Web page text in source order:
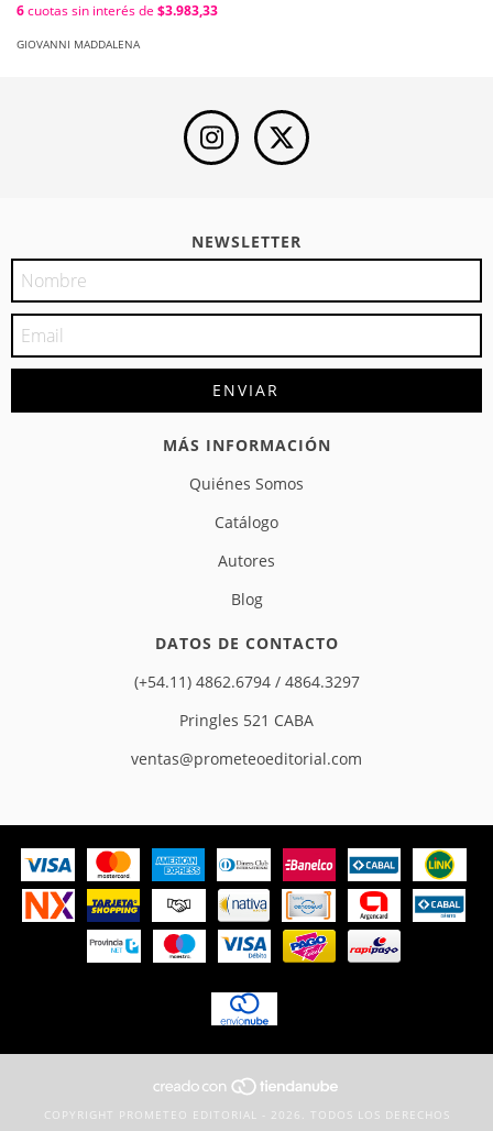
6cuotas sin interés de $3.983,33
GIOVANNI MADDALENA
NEWSLETTER
MÁS INFORMACIÓN
Quiénes Somos
Catálogo
Autores
Blog
DATOS DE CONTACTO
(+54.11) 4862.6794 / 4864.3297
Pringles 521 CABA
ventas@prometeoeditorial.com
COPYRIGHT PROMETEO EDITORIAL - 2026. TODOS LOS DERECHOS